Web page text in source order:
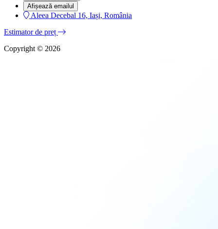
Afișează emailul
Aleea Decebal 16, Iași, România
Estimator de preț
Copyright © 2026